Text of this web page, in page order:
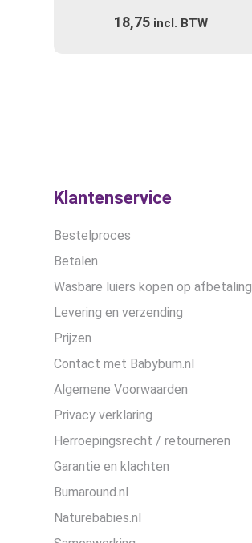
variaties.
18,75 incl. BTW
Klantenservice
Bestelproces
Betalen
Wasbare luiers kopen op afbetaling
Levering en verzending
Prijzen
Contact met Babybum.nl
Algemene Voorwaarden
Privacy verklaring
Herroepingsrecht / retourneren
Garantie en klachten
Bumaround.nl
Naturebabies.nl